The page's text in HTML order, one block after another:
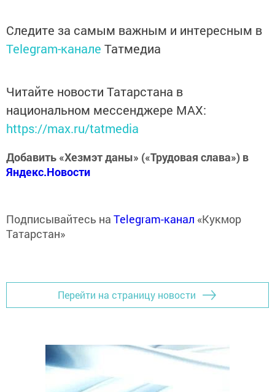
Следите за самым важным и интересным в
Telegram-канале Татмедиа
Читайте новости Татарстана в
национальном мессенджере MАХ:
https://max.ru/tatmedia
Добавить «Хезмэт даны» («Трудовая слава») в
Яндекс.Новости
Подписывайтесь на Telegram-канал «Кукмор
Татарстан»
Перейти на страницу новости